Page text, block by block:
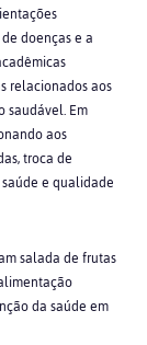
doenças e a
relacionados aos
saudável. Em
aos
troca de
e qualidade
salada de frutas
da saúde em